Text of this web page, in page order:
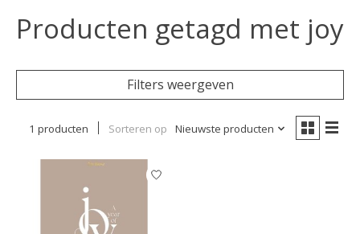
Producten getagd met joy
Filters weergeven
1 producten Sorteren op Nieuwste producten